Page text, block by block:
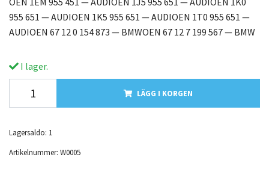
955 651 — AUDIOEN 1K5 955 651 — AUDIOEN 1T0 955 651 —
AUDIOEN 67 12 0 154 873 — BMWOEN 67 12 7 199 567 — BMW
I lager.
LÄGG I KORGEN
Lagersaldo: 1
Artikelnummer: W0005